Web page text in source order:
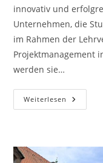
innovativ und
Unternehmen, die
im Rahmen der
Projektmanagement
werden sie…
Weiterlesen
Für